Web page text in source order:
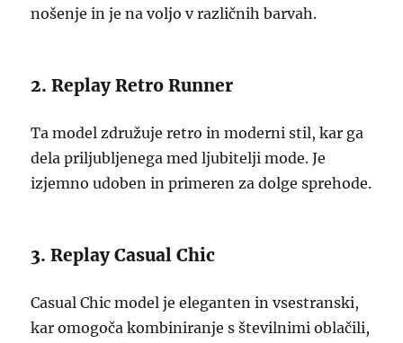
nošenje in je na voljo v različnih barvah.
2. Replay Retro Runner
Ta model združuje retro in moderni stil, kar ga
dela priljubljenega med ljubitelji mode. Je
izjemno udoben in primeren za dolge sprehode.
3. Replay Casual Chic
Casual Chic model je eleganten in vsestranski,
kar omogoča kombiniranje s številnimi oblačili,